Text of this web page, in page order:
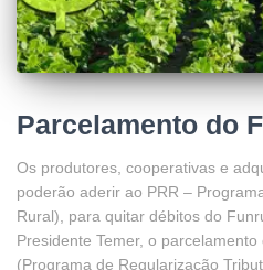
Parcelamento do
Os produtores, cooperativas e
poderão aderir ao PRR –
Rural), para quitar débitos do
Presidente Temer, o
(Programa de Regularização